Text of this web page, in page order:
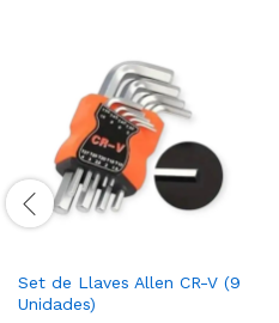
Set de Llaves Allen CR-V (9
Unidades)